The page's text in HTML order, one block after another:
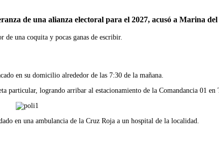
de una alianza electoral para el 2027, acusó a Marina
una coquita y pocas ganas de escribir.
en su domicilio alrededor de las 7:30 de la mañana.
particular, logrando arribar al estacionamiento de la Comandancia 01 en
en una ambulancia de la Cruz Roja a un hospital de la localidad.